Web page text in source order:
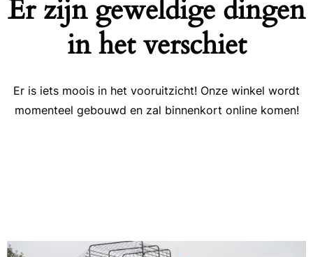
Er zijn geweldige dingen
in het verschiet
Er is iets moois in het vooruitzicht! Onze winkel wordt
momenteel gebouwd en zal binnenkort online komen!